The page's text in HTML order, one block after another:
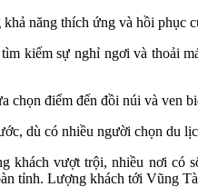
năng thích ứng và hồi phục
kiếm sự nghỉ ngơi và thoải
điểm đến đồi núi và ven
dù có nhiều người chọn du
vượt trội, nhiều nơi
tỉnh. Lượng khách tới Vũng